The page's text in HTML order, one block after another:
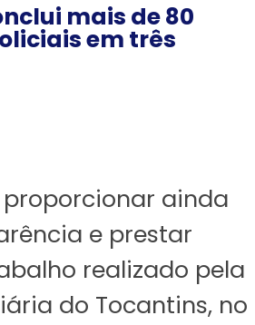
mais de 80
em três
ainda
e prestar
realizado pela
do Tocantins, no